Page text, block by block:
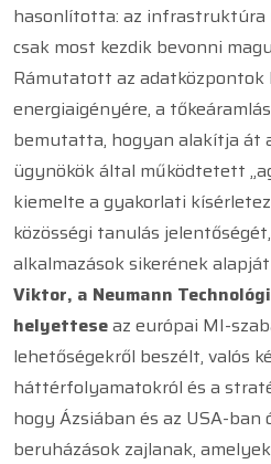
hasonlította: az infrastruktúra
csak most kezdik bevonni
Rámutatott az adatközpontok
energiaigényére, a
bemutatta, hogyan alakítja át
ügynökök által működtetett
kiemelte a gyakorlati
közösségi tanulás
alkalmazások sikerének
Viktor, a Neumann
helyetteseaz európai MI-
lehetőségekről beszélt, valós
háttérfolyamatokról és a
hogy Ázsiában és az USA-ban
beruházások zajlanak,